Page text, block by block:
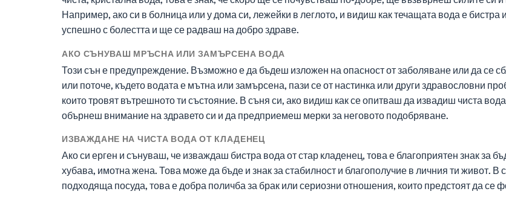
Например, ако си в болница или у дома си, лежейки в леглото, и видиш как течащата вода е
успешно с болестта и ще се радваш на добро здраве.
АКО СЪНУВАШ МРЪСНА ИЛИ ЗАМЪРСЕНА ВОДА
Този сън е предупреждение. Възможно е да бъдеш изложен на опасност от заболяване или да се
или поточе, където водата е мътна или замърсена, пази се от настинка или други здравословни
които тровят вътрешното ти състояние. В съня си, ако видиш как се опитваш да извадиш чиста
обърнеш внимание на здравето си и да предприемеш мерки за неговото подобряване.
ИЗВАЖДАНЕ НА ЧИСТА ВОДА ОТ КЛАДЕНЕЦ
Ако си ерген и сънуваш, че изваждаш бистра вода от стар кладенец, това е благоприятен знак за
хубава, имотна жена. Това може да бъде и знак за стабилност и благополучие в личния ти живот.
подходяща посуда, това е добра поличба за брак или сериозни отношения, които предстоят да се